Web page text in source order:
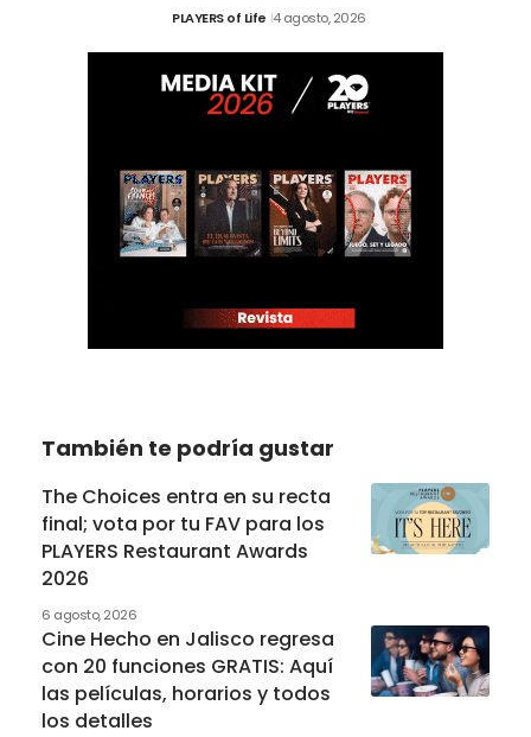
PLAYERS of Life 4 agosto, 2026
También te podría gustar
The Choices entra en su recta
final; vota por tu FAV para los
PLAYERS Restaurant Awards
2026
6 agosto, 2026
Cine Hecho en Jalisco regresa
con 20 funciones GRATIS: Aquí
las películas, horarios y todos
los detalles